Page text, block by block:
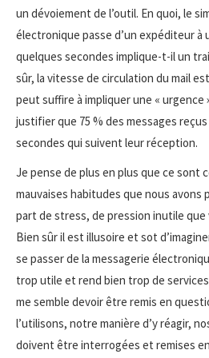
un dévoiement de l’outil. En quoi, le
électronique passe d’un expéditeur à
quelques secondes implique-t-il un
sûr, la vitesse de circulation du mail
peut suffire à impliquer une « urgence
justifier que 75 % des messages
secondes qui suivent leur réception.
Je pense de plus en plus que ce sont
mauvaises habitudes que nous avons
part de stress, de pression inutile
Bien sûr il est illusoire et sot
se passer de la messagerie
trop utile et rend bien trop de
me semble devoir être remis en
l’utilisons, notre manière d’y réagir,
doivent être interrogées et remises en